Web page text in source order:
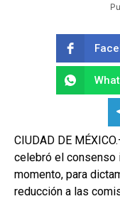
CIUDAD DE
celebró el consenso
momento, para
reducción a las